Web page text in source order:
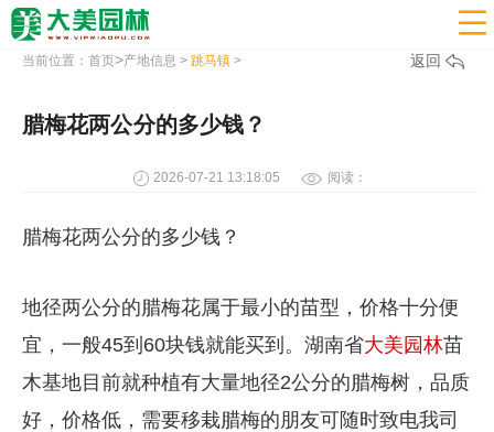

当前位置： 首页>产地信息 > 跳马镇> 返回
腊梅花两公分的多少钱？
2026-07-21 13:18:05 阅读：
腊梅花两公分的多少钱？
地径两公分的腊梅花属于最小的苗型，价格十分便
宜，一般45到60块钱就能买到。湖南省大美园林苗
木基地目前就种植有大量地径2公分的腊梅树，品质
好，价格低，需要移栽腊梅的朋友可随时致电我司